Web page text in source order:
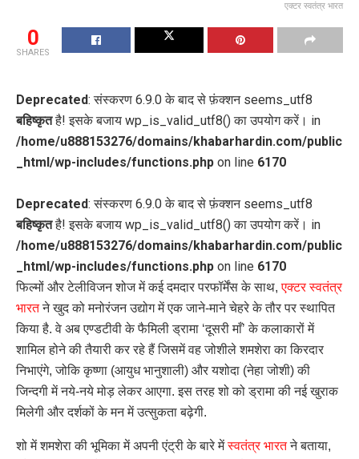
एक्टर स्वतंत्र भारत
0
SHARES
Deprecated: संस्करण 6.9.0 के बाद से फ़ंक्शन seems_utf8
बहिष्कृतहै! इसके बजाय wp_is_valid_utf8() का उपयोग करें। in
/home/u888153276/domains/khabarhardin.com/public
_html/wp-includes/functions.php on line 6170
Deprecated: संस्करण 6.9.0 के बाद से फ़ंक्शन seems_utf8
बहिष्कृतहै! इसके बजाय wp_is_valid_utf8() का उपयोग करें। in
/home/u888153276/domains/khabarhardin.com/public
_html/wp-includes/functions.php on line 6170
फिल्मों और टेलीविजन शोज में कई दमदार परफॉर्मेंस के साथ,एक्टर स्वतंत्र
भारतने खुद को मनोरंजन उद्योग में एक जाने-माने चेहरे के तौर पर स्थापित
किया है. वे अब एण्डटीवी के फैमिली ड्रामा ‘दूसरी माँ’ के कलाकारों में
शामिल होने की तैयारी कर रहे हैं जिसमें वह जोशीले शमशेरा का किरदार
निभाएंगे, जोकि कृष्णा (आयुध भानुशाली) और यशोदा (नेहा जोशी) की
जिन्दगी में नये-नये मोड़ लेकर आएगा. इस तरह शो को ड्रामा की नई खुराक
मिलेगी और दर्शकों के मन में उत्सुकता बढ़ेगी.
शो में शमशेरा की भूमिका में अपनी एंट्री के बारे मेंस्वतंत्र भारतने बताया,